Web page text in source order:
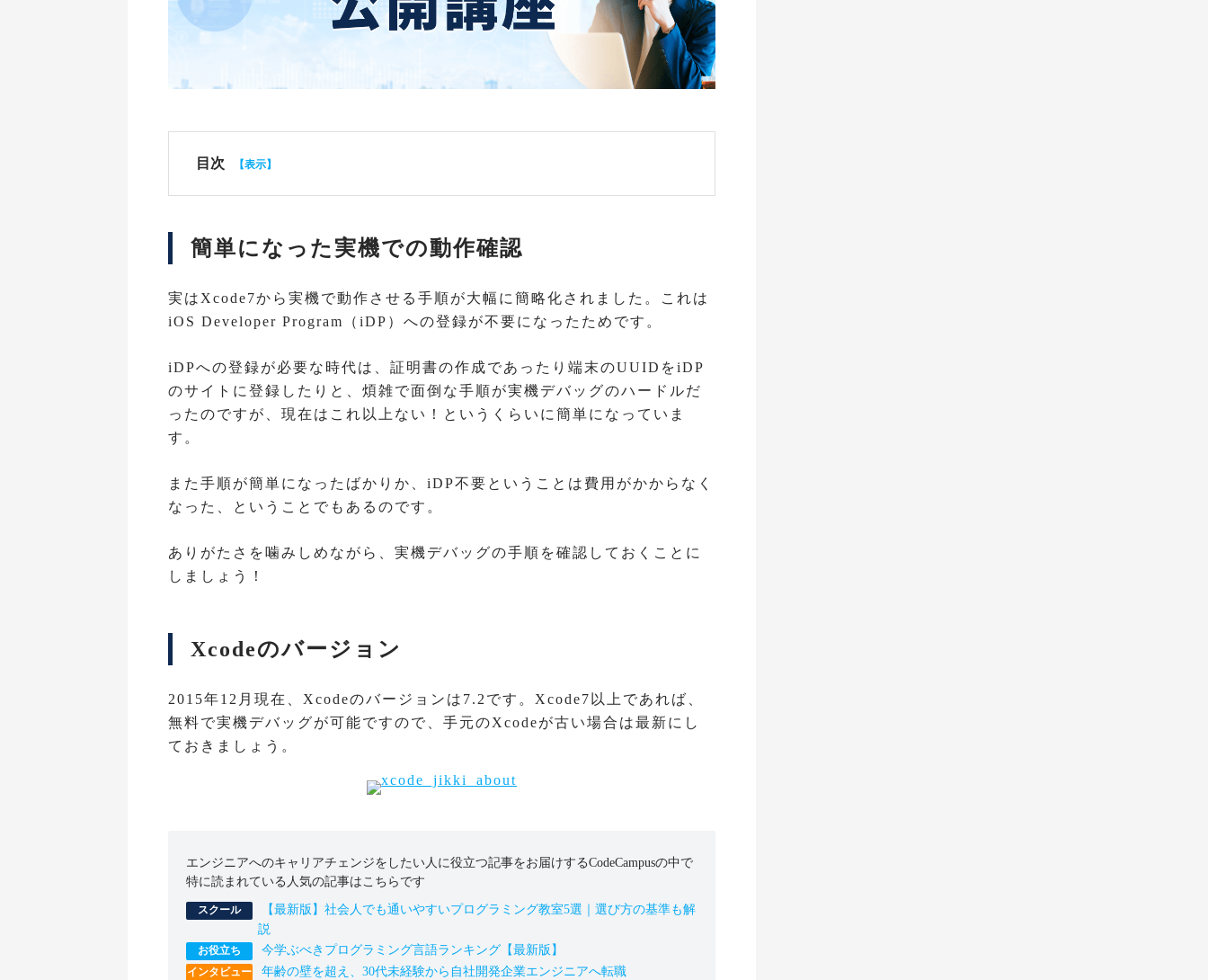
目次
簡単になった実機での動作確認
実はXcode7から実機で動作させる手順が大幅に簡略化されました。これは
iOS Developer Program（iDP）への登録が不要になったためです。
iDPへの登録が必要な時代は、証明書の作成であったり端末のUUIDをiDP
のサイトに登録したりと、煩雑で面倒な手順が実機デバッグのハードルだ
ったのですが、現在はこれ以上ない！というくらいに簡単になっていま
す。
また手順が簡単になったばかりか、iDP不要ということは費用がかからなく
なった、ということでもあるのです。
ありがたさを噛みしめながら、実機デバッグの手順を確認しておくことに
しましょう！
Xcodeのバージョン
2015年12月現在、Xcodeのバージョンは7.2です。Xcode7以上であれば、
無料で実機デバッグが可能ですので、手元のXcodeが古い場合は最新にし
ておきましょう。
エンジニアへのキャリアチェンジをしたい人に役立つ記事をお届けするCodeCampusの中で
特に読まれている人気の記事はこちらです
【最新版】社会人でも通いやすいプログラミング教室5選｜選び方の基準も解
説
今学ぶべきプログラミング言語ランキング【最新版】
年齢の壁を超え、30代未経験から自社開発企業エンジニアへ転職